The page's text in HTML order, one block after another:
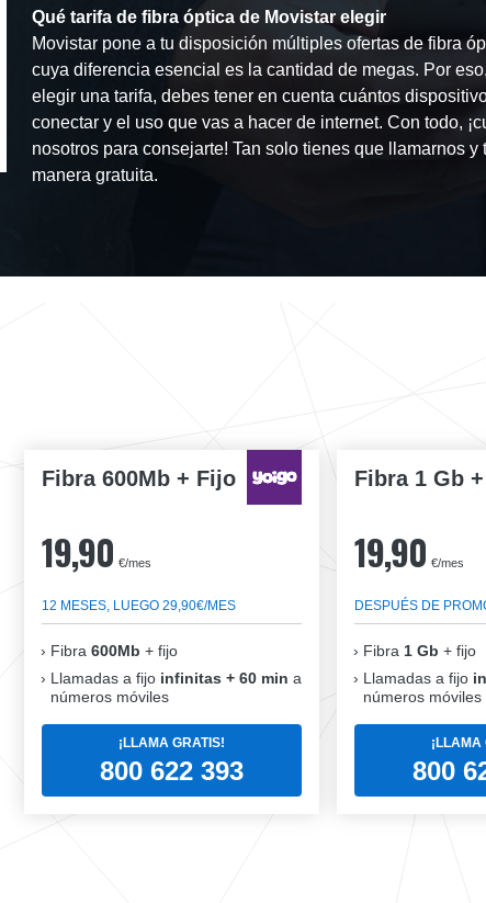
Qué tarifa de fibra óptica de Movistar elegir
Movistar pone a tu disposición múltiples ofertas de fibra
cuya diferencia esencial es la cantidad de megas. Por
elegir una tarifa, debes tener en cuenta cuántos
conectar y el uso que vas a hacer de internet. Con todo,
nosotros para consejarte! Tan solo tienes que llamarnos y
manera gratuita.
Fibra 600Mb + Fijo
19,90 €/mes
12 MESES, LUEGO 29,90€/MES
Fibra 600Mb + fijo
Llamadas a fijo infinitas + 60 min a
números móviles
¡LLAMA GRATIS!
800 622 393
Fibra 1 Gb
19,90 €/mes
DESPUÉS DE
Fibra 1 Gb + fijo
Llamadas a fijo
números móviles
¡LLAMA
800